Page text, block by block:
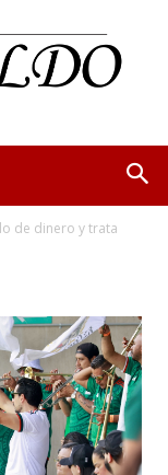
de dinero y trata